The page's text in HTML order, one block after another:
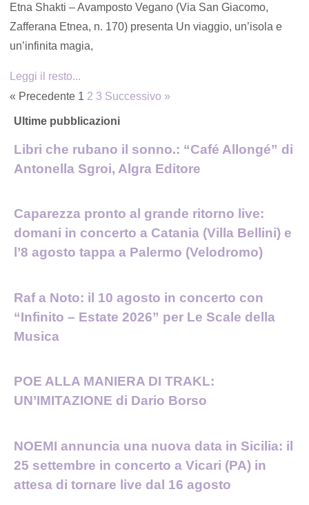
Etna Shakti – Avamposto Vegano (Via San Giacomo,
Zafferana Etnea, n. 170) presenta Un viaggio, un’isola e
un’infinita magia,
Leggi il resto...
« Precedente 1 2 3 Successivo »
Ultime pubblicazioni
Libri che rubano il sonno.: “Café Allongé” di
Antonella Sgroi, Algra Editore
Caparezza pronto al grande ritorno live:
domani in concerto a Catania (Villa Bellini) e
l’8 agosto tappa a Palermo (Velodromo)
Raf a Noto: il 10 agosto in concerto con
“Infinito – Estate 2026” per Le Scale della
Musica
POE ALLA MANIERA DI TRAKL:
UN’IMITAZIONE di Dario Borso
NOEMI annuncia una nuova data in Sicilia: il
25 settembre in concerto a Vicari (PA) in
attesa di tornare live dal 16 agosto